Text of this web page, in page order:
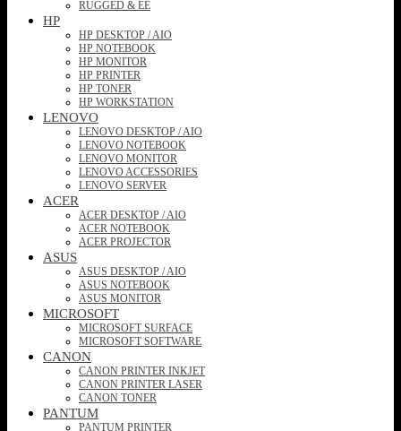
RUGGED & EE
HP
HP DESKTOP / AIO
HP NOTEBOOK
HP MONITOR
HP PRINTER
HP TONER
HP WORKSTATION
LENOVO
LENOVO DESKTOP / AIO
LENOVO NOTEBOOK
LENOVO MONITOR
LENOVO ACCESSORIES
LENOVO SERVER
ACER
ACER DESKTOP / AIO
ACER NOTEBOOK
ACER PROJECTOR
ASUS
ASUS DESKTOP / AIO
ASUS NOTEBOOK
ASUS MONITOR
MICROSOFT
MICROSOFT SURFACE
MICROSOFT SOFTWARE
CANON
CANON PRINTER INKJET
CANON PRINTER LASER
CANON TONER
PANTUM
PANTUM PRINTER